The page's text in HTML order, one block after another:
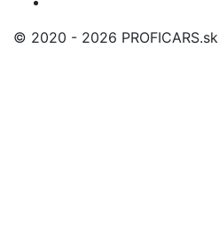
© 2020 - 2026 PROFICARS.sk